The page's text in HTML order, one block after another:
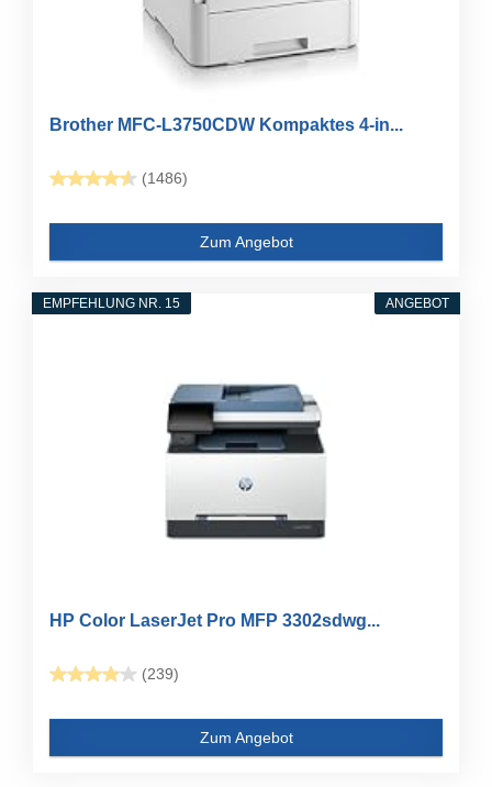
Brother MFC-L3750CDW Kompaktes 4-in...
(1486)
Zum Angebot
ANGEBOT
EMPFEHLUNG NR. 15
HP Color LaserJet Pro MFP 3302sdwg...
(239)
Zum Angebot